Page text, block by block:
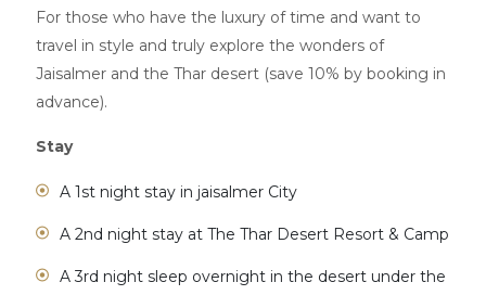
For those who have the luxury of time and want to
travel in style and truly explore the wonders of
Jaisalmer and the Thar desert (save 10% by booking in
advance).
Stay
A 1st night stay in jaisalmer City
A 2nd night stay at The Thar Desert Resort & Camp
A 3rd night sleep overnight in the desert under the